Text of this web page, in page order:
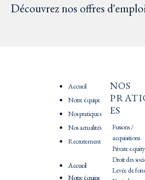
Découvrez nos offres
Accueil
Notre équipe
Nos pratiques
Nos actualités
Recrutement
Accueil
Notre équipe
NOS
ES
Fusions /
acquisitions
Private equity
Droit des
Levée de